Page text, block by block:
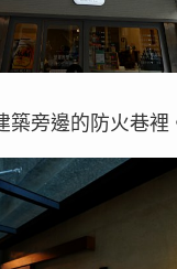
築旁邊的防火巷裡